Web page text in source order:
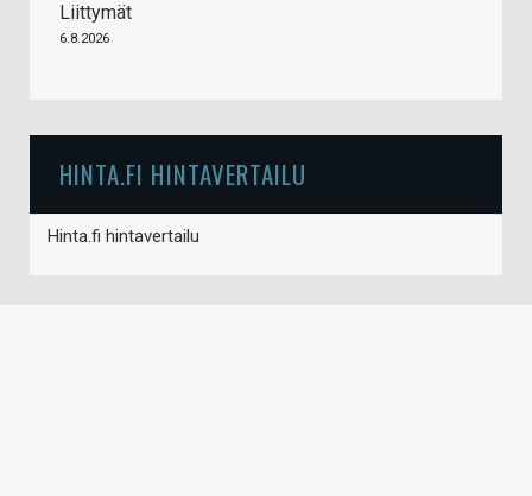
Liittymät
6.8.2026
HINTA.FI HINTAVERTAILU
Hinta.fi hintavertailu